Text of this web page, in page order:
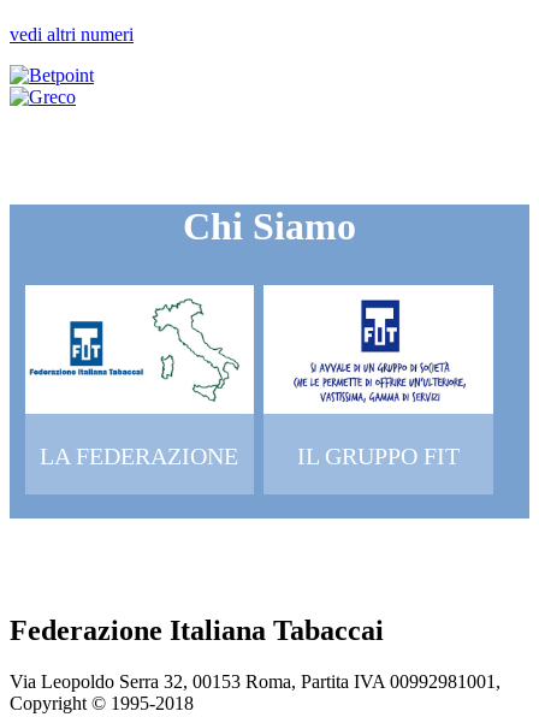
vedi altri numeri
Chi Siamo
LA FEDERAZIONE IL GRUPPO FIT
Federazione Italiana Tabaccai
Via Leopoldo Serra 32, 00153 Roma, Partita IVA 00992981001,
Copyright © 1995-2018